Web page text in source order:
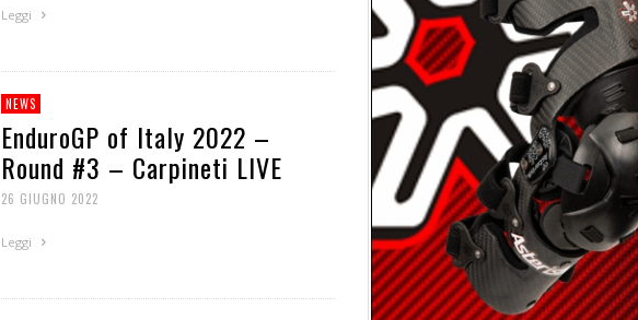
Leggi
NEWS
EnduroGP of Italy 2022 –
Round #3 – Carpineti LIVE
26 GIUGNO 2022
Leggi